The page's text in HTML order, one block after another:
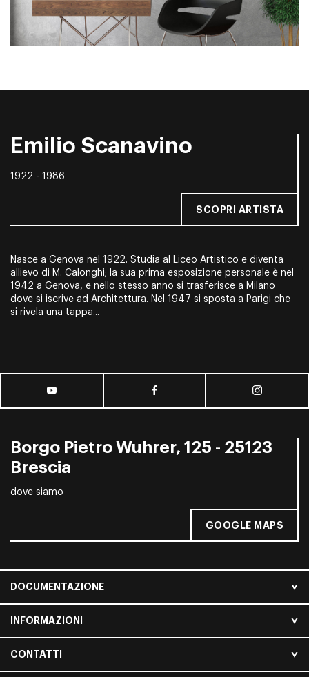
Emilio Scanavino
1922 - 1986
SCOPRI ARTISTA
Nasce a Genova nel 1922. Studia al Liceo Artistico e diventa
allievo di M. Calonghi; la sua prima esposizione personale è nel
1942 a Genova, e nello stesso anno si trasferisce a Milano
dove si iscrive ad Architettura. Nel 1947 si sposta a Parigi che
si rivela una tappa...
Borgo Pietro Wuhrer, 125 - 25123
Brescia
dove siamo
GOOGLE MAPS
DOCUMENTAZIONE
INFORMAZIONI
CONTATTI